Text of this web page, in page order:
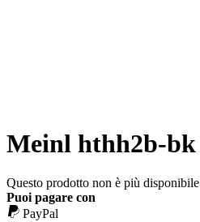
Meinl hthh2b-bk
Questo prodotto non è più disponibile
Puoi pagare con
PayPal